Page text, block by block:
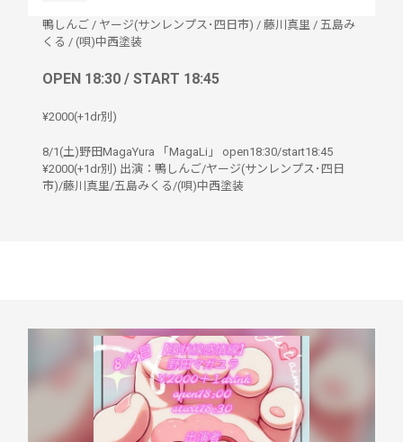
鴨しんご / ヤージ(サンレンプス･四日市) / 藤川真里 / 五島み
くる / (唄)中西塗装
OPEN 18:30 / START 18:45
¥2000(+1dr別)
8/1(土)野田MagaYura 「MagaLi」 open18:30/start18:45
¥2000(+1dr別) 出演：鴨しんご/ヤージ(サンレンプス･四日
市)/藤川真里/五島みくる/(唄)中西塗装